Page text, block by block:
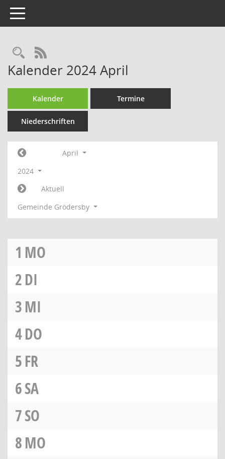
Toggle navigation
Rechercheauswahl
RSS-Feed
Kalender 2024 April
Kalender Termine
Niederschriften
April
2024
Aktuell
Gemeinde Grödersby
1 MO
2DI
3MI
4DO
5FR
6SA
7SO
8MO